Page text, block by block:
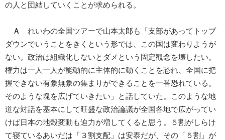
の人と団結していくことが求められる。
Ａ
れいわの全国ツアーで山本太郎も「支部があってトップ
ダウンでいうことをきくという形では、この国は変わりようが
ない。政治は組織化しないとダメという固定観念を壊したい。
権力は一人一人が能動的に主体的に動くことを恐れ、全国に把
握できない有象無象の集まりができることを一番恐れている。
そのような塊を広げていきたい」と話していた。このような地
道な対話を基本にして旺盛な政治論議が全国各地で広がってい
けば日本の地殻変動も迫力が増してくると思う。５割がしらけ
て寝ているあいだは「３割支配」は安泰だが、その「５割」が